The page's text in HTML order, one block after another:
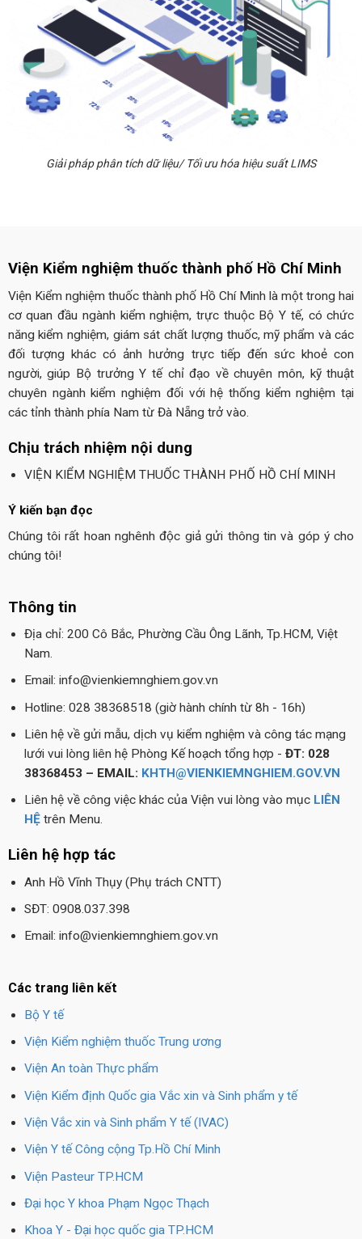
Giải pháp phân tích dữ liệu/ Tối ưu hóa hiệu suất LIMS
Viện Kiểm nghiệm thuốc thành phố Hồ Chí Minh
Viện Kiểm nghiệm thuốc thành phố Hồ Chí Minh là một trong hai
cơ quan đầu ngành kiểm nghiệm, trực thuộc Bộ Y tế, có chức
năng kiểm nghiệm, giám sát chất lượng thuốc, mỹ phẩm và các
đối tượng khác có ảnh hưởng trực tiếp đến sức khoẻ con
người, giúp Bộ trưởng Y tế chỉ đạo về chuyên môn, kỹ thuật
chuyên ngành kiểm nghiệm đối với hệ thống kiểm nghiệm tại
các tỉnh thành phía Nam từ Đà Nẵng trở vào.
Chịu trách nhiệm nội dung
VIỆN KIỂM NGHIỆM THUỐC THÀNH PHỐ HỒ CHÍ MINH
Ý kiến bạn đọc
Chúng tôi rất hoan nghênh độc giả gửi thông tin và góp ý cho
chúng tôi!
Thông tin
Địa chỉ: 200 Cô Bắc, Phường Cầu Ông Lãnh, Tp.HCM, Việt
Nam.
Email: info@vienkiemnghiem.gov.vn
Hotline: 028 38368518 (giờ hành chính từ 8h - 16h)
Liên hệ về gửi mẫu, dịch vụ kiểm nghiệm và công tác mạng
lưới vui lòng liên hệ Phòng Kế hoạch tổng hợp - ĐT: 028
38368453 – EMAIL: KHTH@VIENKIEMNGHIEM.GOV.VN
Liên hệ về công việc khác của Viện vui lòng vào mục LIÊN
HỆtrên Menu.
Liên hệ hợp tác
Anh Hồ Vĩnh Thụy (Phụ trách CNTT)
SĐT: 0908.037.398
Email: info@vienkiemnghiem.gov.vn
Các trang liên kết
Bộ Y tế
Viện Kiểm nghiệm thuốc Trung ương
Viện An toàn Thực phẩm
Viện Kiểm định Quốc gia Vắc xin và Sinh phẩm y tế
Viện Vắc xin và Sinh phẩm Y tế (IVAC)
Viện Y tế Công cộng Tp.Hồ Chí Minh
Viện Pasteur TP.HCM
Đại học Y khoa Phạm Ngọc Thạch
Khoa Y - Đại học quốc gia TP.HCM